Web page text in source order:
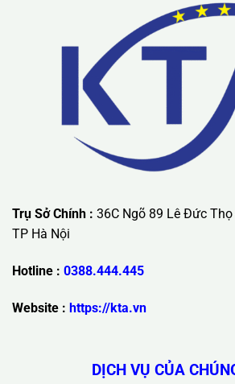
Lưu ý: Liên hệ chúng tôi được áp
mãi ưu đãi có giá trị lớn